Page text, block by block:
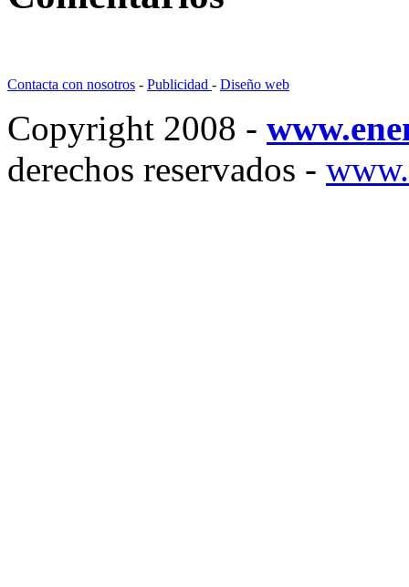
Contacta con nosotros - Publicidad - Diseño web
Copyright 2008 -
derechos reservados -